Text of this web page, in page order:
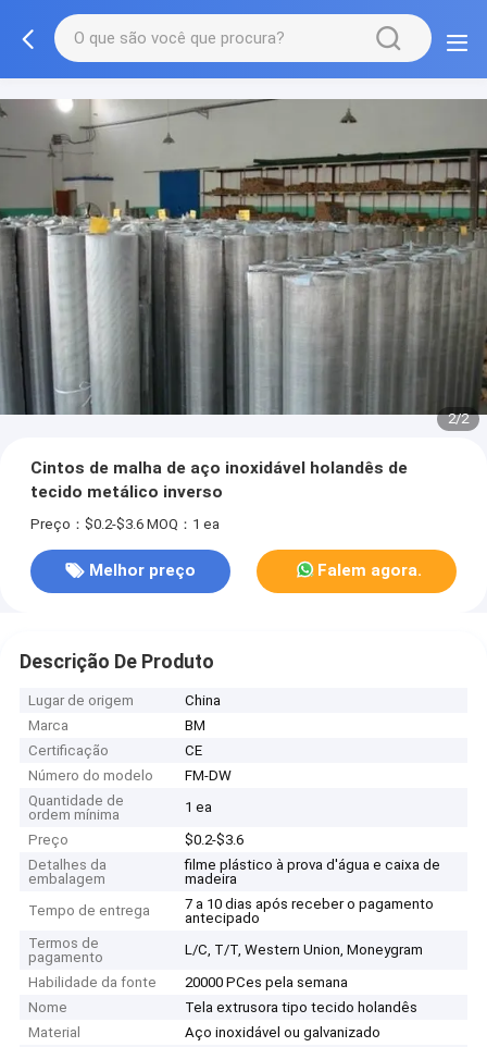
2/2
Cintos de malha de aço inoxidável holandês de
tecido metálico inverso
Preço：$0.2-$3.6 MOQ：1 ea
Melhor preço Falem agora.
Descrição De Produto
Lugar de origem
China
Marca
BM
Certificação
CE
Número do modelo
FM-DW
Quantidade de
ordem mínima
1 ea
Preço
$0.2-$3.6
Detalhes da
embalagem
filme plástico à prova d'água e caixa de
madeira
Tempo de entrega
7 a 10 dias após receber o pagamento
antecipado
Termos de
pagamento
L/C, T/T, Western Union, Moneygram
Habilidade da fonte
20000 PCes pela semana
Nome
Tela extrusora tipo tecido holandês
Material
Aço inoxidável ou galvanizado